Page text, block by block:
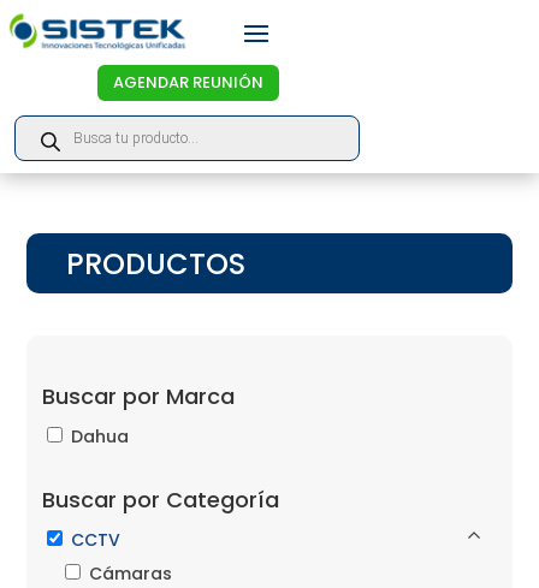
AGENDAR REUNIÓN
Products
search
PRODUCTOS
Buscar por Marca
Dahua
Buscar por Categoría
CCTV
Cámaras